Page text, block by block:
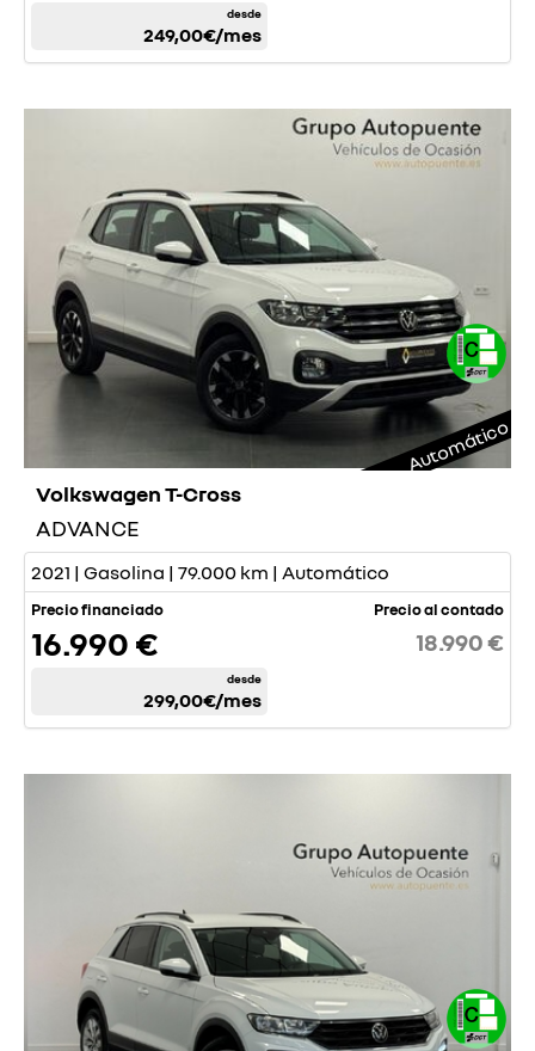
desde
249,00€/mes
Automático
Volkswagen T-Cross
ADVANCE
2021 | Gasolina | 79.000 km | Automático
Precio financiado
16.990 €
desde
299,00€/mes
Precio al contado
18.990 €